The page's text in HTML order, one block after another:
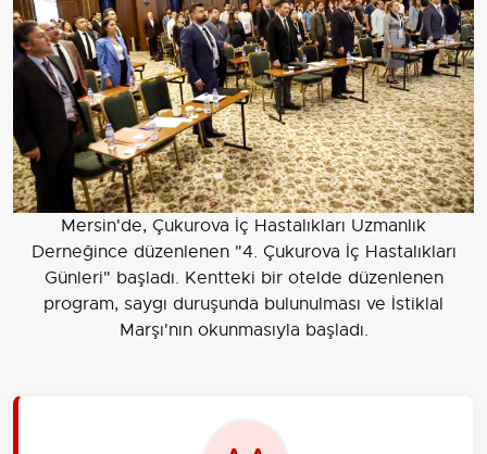
Mersin'de, Çukurova İç Hastalıkları Uzmanlık
Derneğince düzenlenen "4. Çukurova İç Hastalıkları
Günleri" başladı. Kentteki bir otelde düzenlenen
program, saygı duruşunda bulunulması ve İstiklal
Marşı'nın okunmasıyla başladı.